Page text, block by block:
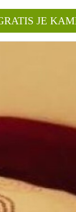
Kamer / Kamers
JE